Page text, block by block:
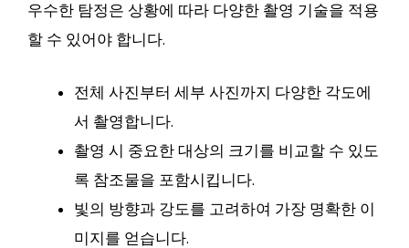
우수한 탐정은 상황에 따라 다양한 촬영 기술을 적용
할 수 있어야 합니다.
전체 사진부터 세부 사진까지 다양한 각도에
서 촬영합니다.
촬영 시 중요한 대상의 크기를 비교할 수 있도
록 참조물을 포함시킵니다.
빛의 방향과 강도를 고려하여 가장 명확한 이
미지를 얻습니다.